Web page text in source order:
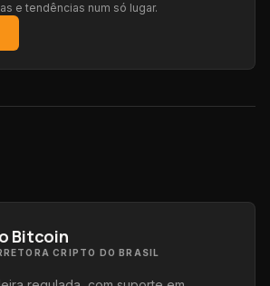
e tendências num só lugar.
Bitcoin
CRIPTO DO BRASIL